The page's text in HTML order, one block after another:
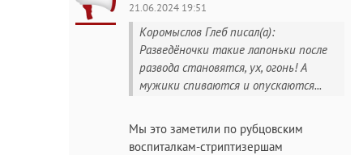
21.06.2024 19:51
Коромыслов Глеб писал(а):
Разведёночки такие лапоньки после
развода становятся, ух, огонь! А
мужики спиваются и опускаются...
Мы это заметили по рубцовским
воспиталкам-стриптизершам